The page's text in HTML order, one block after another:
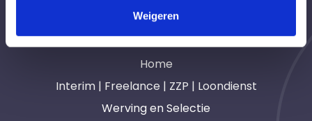
Weigeren
Navigatie
Home
Interim | Freelance | ZZP | Loondienst
Werving en Selectie